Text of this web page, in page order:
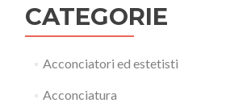
CATEGORIE
Acconciatori ed estetisti
Acconciatura